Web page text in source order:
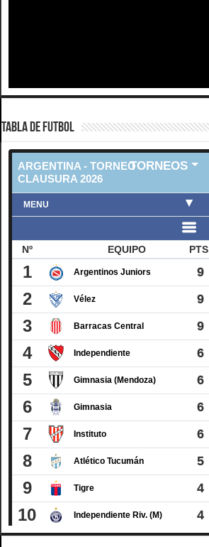
TABLA DE FUTBOL